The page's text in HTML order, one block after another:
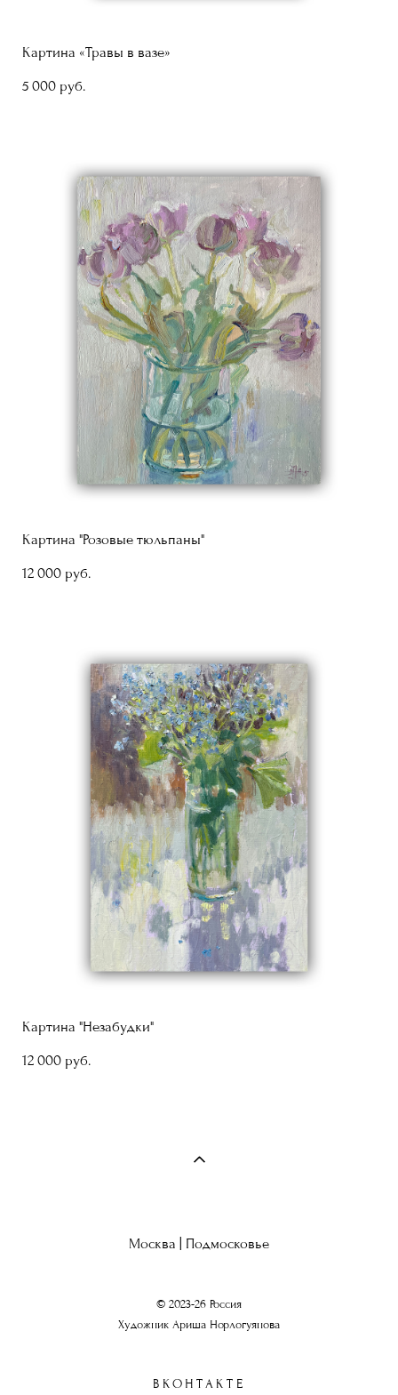
Картина «Травы в вазе»
5 000 pуб.
Картина "Розовые тюльпаны"
12 000 pуб.
Картина "Незабудки"
12 000 pуб.
Москва | Подмосковье
© 2023-26 Россия
Художник Ариша Норлогуянова
ВКОНТАКТЕ